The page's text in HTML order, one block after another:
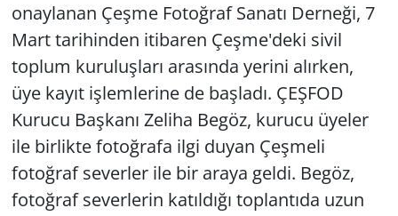
onaylanan Çeşme Fotoğraf Sanatı Derneği, 7
Mart tarihinden itibaren Çeşme'deki sivil
toplum kuruluşları arasında yerini alırken,
üye kayıt işlemlerine de başladı. ÇEŞFOD
Kurucu Başkanı Zeliha Begöz, kurucu üyeler
ile birlikte fotoğrafa ilgi duyan Çeşmeli
fotoğraf severler ile bir araya geldi. Begöz,
fotoğraf severlerin katıldığı toplantıda uzun
SAĞLIK
SİYASET
SPOR
Yerel